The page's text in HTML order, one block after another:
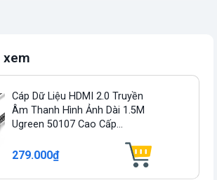
xem
Cáp Dữ Liệu HDMI 2.0 Truyền
Âm Thanh Hình Ảnh Dài 1.5M
Ugreen 50107 Cao Cấp...
279.000₫